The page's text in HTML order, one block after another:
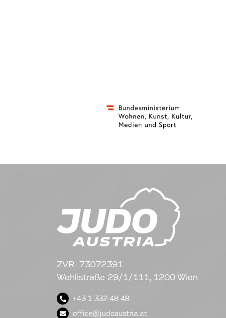
ZVR: 73072391
Wehlistraße 29/1/111, 1200 Wien
+43 1 332 48 48
office@judoaustria.at